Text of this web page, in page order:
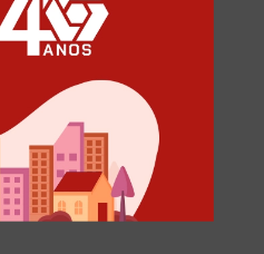
CRECI: 61.592
(51) 9 9778 9095
ESTE IMÓVEL